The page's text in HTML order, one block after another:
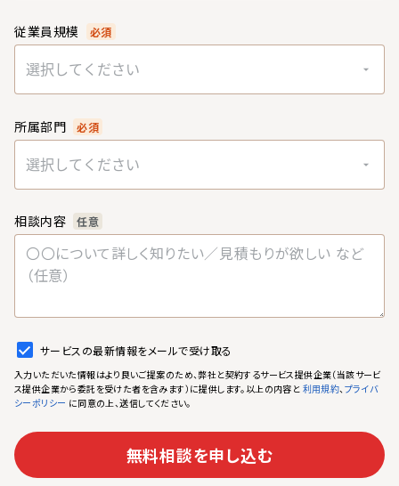
従業員規模 必須
選択してください
所属部門 必須
選択してください
相談内容 任意
サービスの最新情報をメールで受け取る
入力いただいた情報はより良いご提案のため、弊社と契約するサービス提供企業（当該サービ
ス提供企業から委託を受けた者を含みます）に提供します。以上の内容と 利用規約、プライバ
シーポリシー に同意の上、送信してください。
無料相談を申し込む